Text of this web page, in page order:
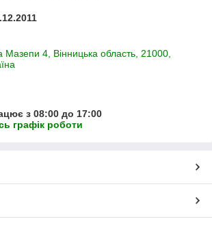
Мазепи 4, Вінницька область, 21000,
з 08:00 до 17:00
графік роботи